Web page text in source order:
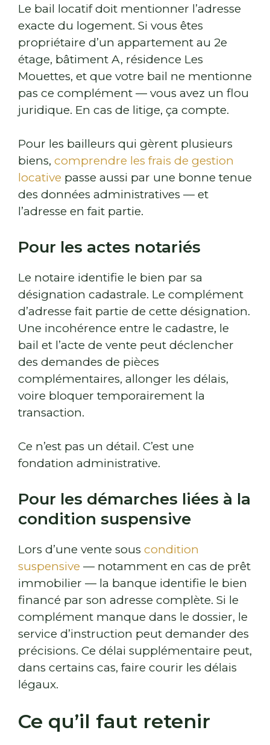
Le bail locatif doit mentionner l’adresse
exacte du logement. Si vous êtes
propriétaire d’un appartement au 2e
étage, bâtiment A, résidence Les
Mouettes, et que votre bail ne mentionne
pas ce complément — vous avez un flou
juridique. En cas de litige, ça compte.
Pour les bailleurs qui gèrent plusieurs
biens, comprendre les frais de gestion
locative passe aussi par une bonne tenue
des données administratives — et
l’adresse en fait partie.
Pour les actes notariés
Le notaire identifie le bien par sa
désignation cadastrale. Le complément
d’adresse fait partie de cette désignation.
Une incohérence entre le cadastre, le
bail et l’acte de vente peut déclencher
des demandes de pièces
complémentaires, allonger les délais,
voire bloquer temporairement la
transaction.
Ce n’est pas un détail. C’est une
fondation administrative.
Pour les démarches liées à la
condition suspensive
Lors d’une vente sous condition
suspensive — notamment en cas de prêt
immobilier — la banque identifie le bien
financé par son adresse complète. Si le
complément manque dans le dossier, le
service d’instruction peut demander des
précisions. Ce délai supplémentaire peut,
dans certains cas, faire courir les délais
légaux.
Ce qu’il faut retenir